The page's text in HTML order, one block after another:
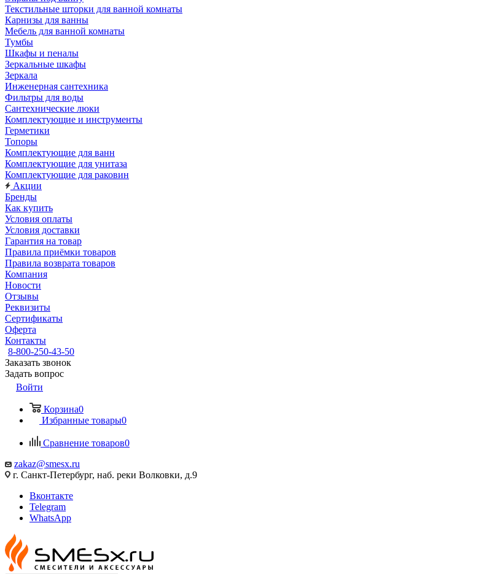
Текстильные шторки для ванной комнаты
Карнизы для ванны
Мебель для ванной комнаты
Тумбы
Шкафы и пеналы
Зеркальные шкафы
Зеркала
Инженерная сантехника
Фильтры для воды
Сантехнические люки
Комплектующие и инструменты
Герметики
Топоры
Комплектующие для ванн
Комплектующие для унитаза
Комплектующие для раковин
Акции
Бренды
Как купить
Условия оплаты
Условия доставки
Гарантия на товар
Правила приёмки товаров
Правила возврата товаров
Компания
Новости
Отзывы
Реквизиты
Сертификаты
Оферта
Контакты
8-800-250-43-50
Заказать звонок
Задать вопрос
Войти
Корзина0
Избранные товары0
Сравнение товаров0
zakaz@smesx.ru
г. Санкт-Петербург, наб. реки Волковки, д.9
Вконтакте
Telegram
WhatsApp